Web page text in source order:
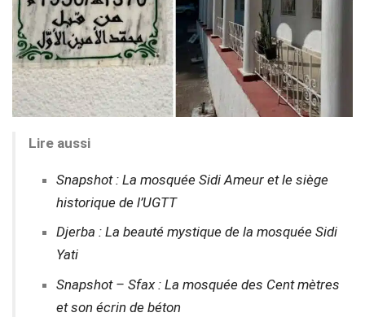
Lire aussi
Snapshot : La mosquée Sidi Ameur et le siège
historique de l’UGTT
Djerba : La beauté mystique de la mosquée Sidi
Yati
Snapshot – Sfax : La mosquée des Cent mètres
et son écrin de béton